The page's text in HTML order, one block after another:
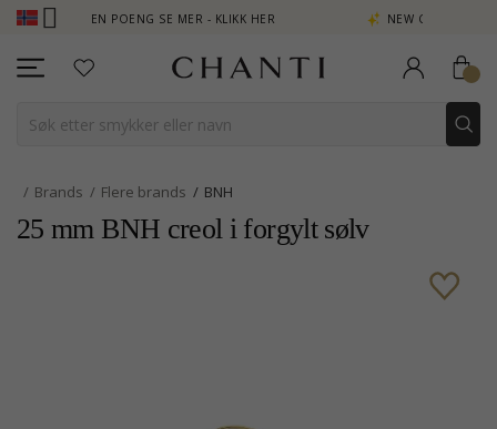
POENG SE MER - KLIKK HER NEW COLLECTION | AURA
Brands Flere brands BNH
25 mm BNH creol i forgylt sølv